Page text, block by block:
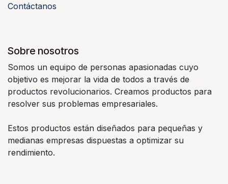
Contáctanos
Sobre nosotros
Somos un equipo de personas apasionadas cuyo
objetivo es mejorar la vida de todos a través de
productos revolucionarios. Creamos productos para
resolver sus problemas empresariales.
Estos productos están diseñados para pequeñas y
medianas empresas dispuestas a optimizar su
rendimiento.